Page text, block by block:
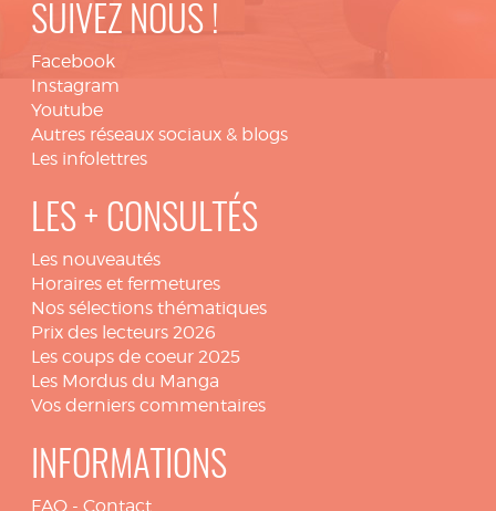
SUIVEZ NOUS !
Facebook
Instagram
Youtube
Autres réseaux sociaux & blogs
Les infolettres
LES + CONSULTÉS
Les nouveautés
Horaires et fermetures
Nos sélections thématiques
Prix des lecteurs 2026
Les coups de coeur 2025
Les Mordus du Manga
Vos derniers commentaires
INFORMATIONS
FAQ - Contact